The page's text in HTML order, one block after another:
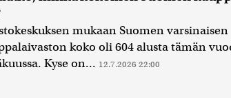
mukaan Suomen varsinaisen
koko oli 604 alusta tämän
Kyse on... 12.7.2026 22:00